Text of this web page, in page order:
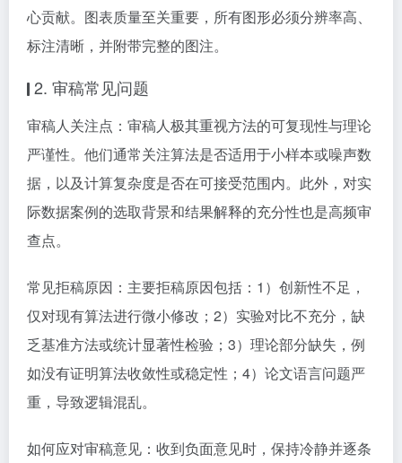
心贡献。图表质量至关重要，所有图形必须分辨率高、
标注清晰，并附带完整的图注。
2. 审稿常见问题
审稿人关注点：审稿人极其重视方法的可复现性与理论
严谨性。他们通常关注算法是否适用于小样本或噪声数
据，以及计算复杂度是否在可接受范围内。此外，对实
际数据案例的选取背景和结果解释的充分性也是高频审
查点。
常见拒稿原因：主要拒稿原因包括：1）创新性不足，
仅对现有算法进行微小修改；2）实验对比不充分，缺
乏基准方法或统计显著性检验；3）理论部分缺失，例
如没有证明算法收敛性或稳定性；4）论文语言问题严
重，导致逻辑混乱。
如何应对审稿意见：收到负面意见时，保持冷静并逐条